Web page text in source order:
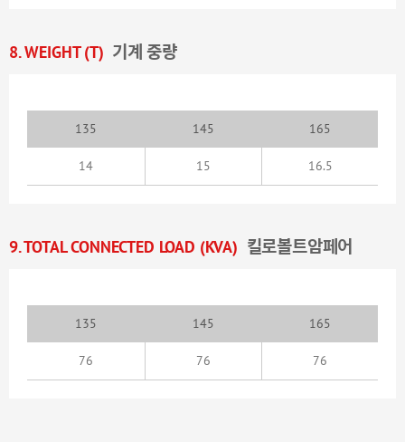
8. WEIGHT (T) 기계 중량
135 145 165
14 15 16.5
9. TOTAL CONNECTED LOAD (KVA) 킬로볼트암페어
135 145 165
76 76 76